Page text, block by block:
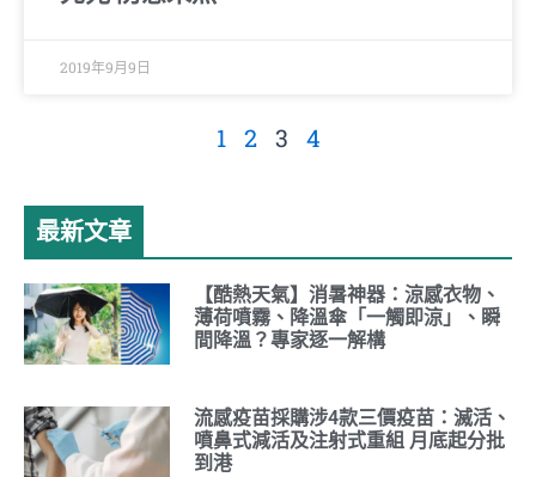
2019年9月9日
1 2 3 4
最新文章
【酷熱天氣】消暑神器：涼感衣物、
薄荷噴霧、降溫傘「一觸即涼」、瞬
間降溫？專家逐一解構
流感疫苗採購涉4款三價疫苗：滅活、
噴鼻式減活及注射式重組 月底起分批
到港